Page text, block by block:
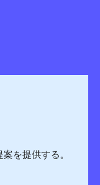
を提供する。